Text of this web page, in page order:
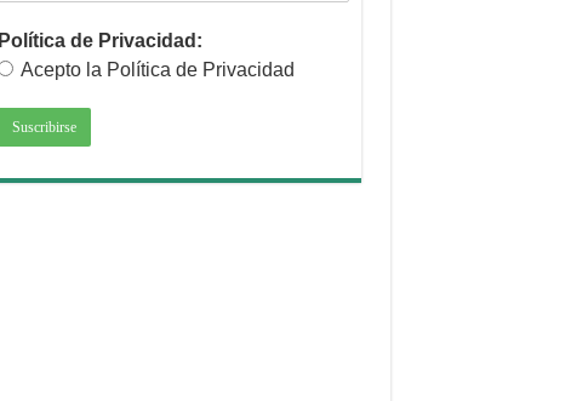
Política de Privacidad:
Acepto la Política de Privacidad